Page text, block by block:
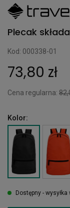
Plecak
Kod: 000338-01
73,80 zł
Cena regularna:
Kolor:
Dostępny - wysyłka